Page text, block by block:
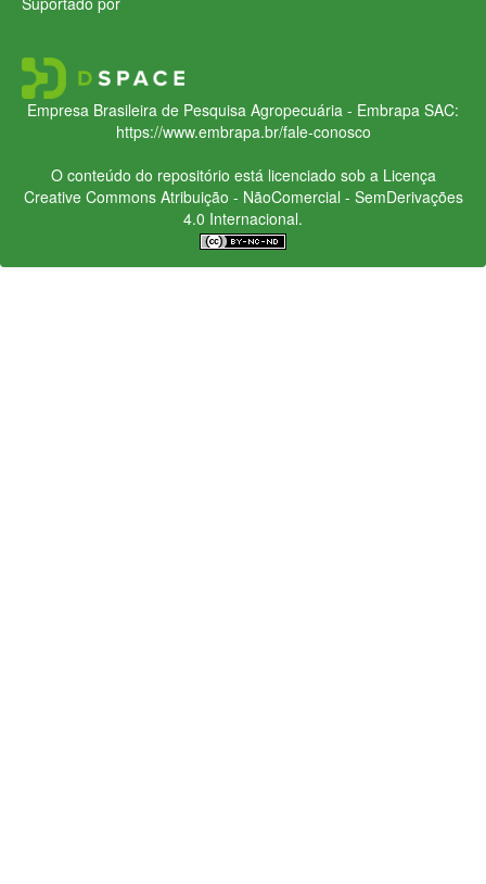
Empresa Brasileira de Pesquisa Agropecuária - Embrapa SAC:
https://www.embrapa.br/fale-conosco
O conteúdo do repositório está licenciado sob a Licença
Creative CommonsAtribuição - NãoComercial - SemDerivações
4.0 Internacional.